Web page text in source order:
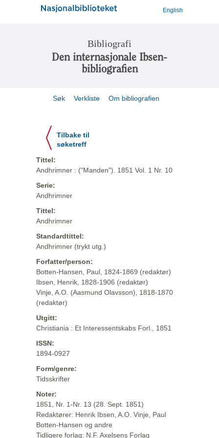
English
Bibliografi
Den internasjonale Ibsen-
bibliografien
Søk Verkliste Om bibliografien
Tilbake til
søketreff
Tittel:
Andhrimner : ("Manden"). 1851 Vol. 1 Nr. 10
Serie:
Andhrimner
Tittel:
Andhrimner
Standardtittel:
Andhrimner (trykt utg.)
Forfatter/person:
Botten-Hansen, Paul, 1824-1869 (redaktør)
Ibsen, Henrik, 1828-1906 (redaktør)
Vinje, A.O. (Aasmund Olavsson), 1818-1870
(redaktør)
Utgitt:
Christiania : Et Interessentskabs Forl., 1851
ISSN:
1894-0927
Form/genre:
Tidsskrifter
Noter:
1851, Nr. 1-Nr. 13 (28. Sept. 1851)
Redaktører: Henrik Ibsen, A.O. Vinje, Paul
Botten-Hansen og andre
Tidligere forlag: N.F. Axelsens Forlag